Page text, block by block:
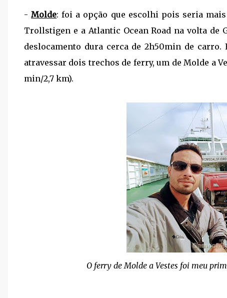
-Molde: foi a opção que escolhi pois seria
Trollstigen e a Atlantic Ocean Road na volta de
deslocamento dura cerca de 2h50min de
atravessar dois trechos de ferry, um de Molde a
min/2,7 km).
O ferry de Molde a Vestes foi meu